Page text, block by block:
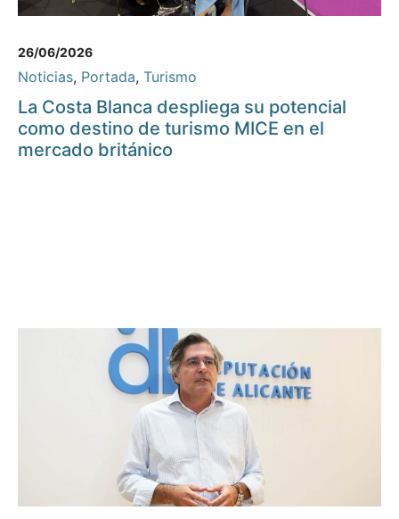
26/06/2026
Noticias, Portada, Turismo
La Costa Blanca despliega su potencial
como destino de turismo MICE en el
mercado británico